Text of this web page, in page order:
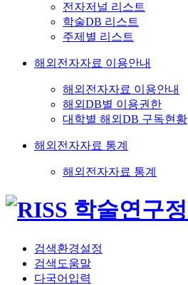
전자저널 리스트
학술DB 리스트
주제별 리스트
해외전자자료 이용안내
해외전자자료 이용안내
해외DB별 이용권한
대학별 해외DB 구독현황
해외전자자료 통계
해외전자자료 통계
검색환경설정
검색도움말
다국어입력